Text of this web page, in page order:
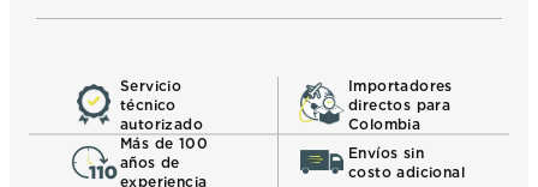
Servicio
técnico
autorizado
Importadores
directos para
Colombia
Más de 100
años de
experiencia
Envíos sin
costo adicional